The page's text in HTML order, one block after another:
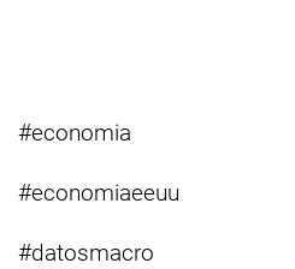
#economia
#economiaeeuu
#datosmacro